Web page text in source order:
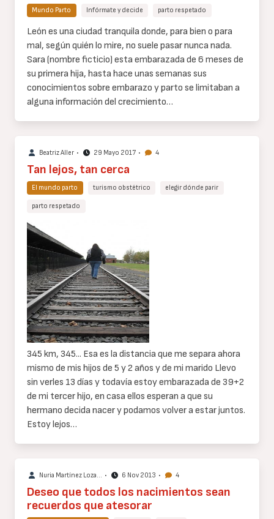
Mundo Parto Infórmate y decide parto respetado
Cuerpo
de
texto
León es una ciudad tranquila donde, para bien o para
mal, según quién lo mire, no suele pasar nunca nada.
Sara (nombre ficticio) esta embarazada de 6 meses de
su primera hija, hasta hace unas semanas sus
conocimientos sobre embarazo y parto se limitaban a
alguna información del crecimiento…
Beatriz Aller • 29 Mayo 2017 • 4
Tan lejos, tan cerca
El mundo parto turismo obstétrico elegir dónde parir
parto respetado
Cuerpo
texto
345 km, 345... Esa es la distancia que me separa ahora
mismo de mis hijos de 5 y 2 años y de mi marido Llevo
sin verles 13 días y todavía estoy embarazada de 39+2
de mi tercer hijo, en casa ellos esperan a que su
hermano decida nacer y podamos volver a estar juntos.
Estoy lejos…
Nuria Martínez Loza… • 6 Nov 2013 • 4
Deseo que todos los nacimientos sean
recuerdos que atesorar